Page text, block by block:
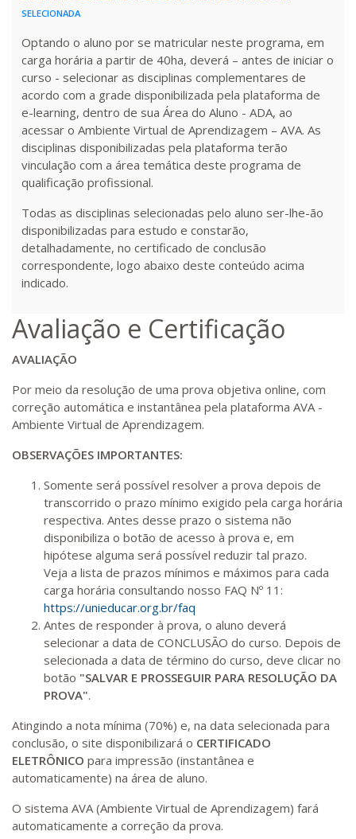
SELECIONADA
Optando o aluno por se matricular neste programa, em
carga horária a partir de 40ha, deverá – antes de iniciar o
curso - selecionar as disciplinas complementares de
acordo com a grade disponibilizada pela plataforma de
e-learning, dentro de sua Área do Aluno - ADA, ao
acessar o Ambiente Virtual de Aprendizagem – AVA. As
disciplinas disponibilizadas pela plataforma terão
vinculação com a área temática deste programa de
qualificação profissional.
Todas as disciplinas selecionadas pelo aluno ser-lhe-ão
disponibilizadas para estudo e constarão,
detalhadamente, no certificado de conclusão
correspondente, logo abaixo deste conteúdo acima
indicado.
Avaliação e Certificação
AVALIAÇÃO
Por meio da resolução de uma prova objetiva online, com
correção automática e instantânea pela plataforma AVA -
Ambiente Virtual de Aprendizagem.
OBSERVAÇÕES IMPORTANTES:
Somente será possível resolver a prova depois de
transcorrido o prazo mínimo exigido pela carga horária
respectiva. Antes desse prazo o sistema não
disponibiliza o botão de acesso à prova e, em
hipótese alguma será possível reduzir tal prazo.
Veja a lista de prazos mínimos e máximos para cada
carga horária consultando nosso FAQ Nº 11:
https://unieducar.org.br/faq
Antes de responder à prova, o aluno deverá
selecionar a data de CONCLUSÃO do curso. Depois de
selecionada a data de término do curso, deve clicar no
botão "SALVAR E PROSSEGUIR PARA RESOLUÇÃO DA
PROVA".
Atingindo a nota mínima (70%) e, na data selecionada para
conclusão, o site disponibilizará o CERTIFICADO
ELETRÔNICO para impressão (instantânea e
automaticamente) na área de aluno.
O sistema AVA (Ambiente Virtual de Aprendizagem) fará
automaticamente a correção da prova.